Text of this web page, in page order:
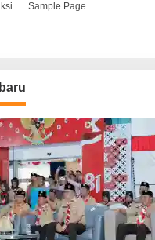
Sample Page